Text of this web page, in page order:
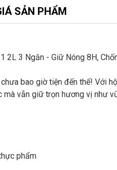
SẢN PHẨM
2L 3 Ngăn - Giữ Nóng 8H,
bao giờ tiện đến thế! Với
vẫn giữ trọn hương vị như
phẩm